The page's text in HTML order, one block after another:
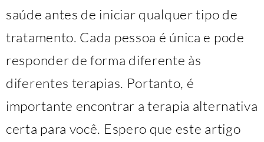
saúde antes de iniciar qualquer tipo de
tratamento. Cada pessoa é única e pode
responder de forma diferente às
diferentes terapias. Portanto, é
importante encontrar a terapia alternativa
certa para você. Espero que este artigo